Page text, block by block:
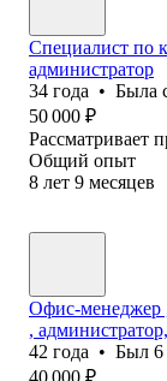
Специалист по
администратор
34 года • Была
50 000 ₽
Рассматривает
Общий опыт
8 лет 9 месяцев
Офис-менеджер ,
,
42 года • Был 6
40 000 ₽